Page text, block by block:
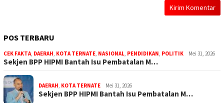
POS TERBARU
CEK FAKTA, DAERAH, KOTA TERNATE, NASIONAL, PENDIDIKAN, POLITIK Mei 31, 2026
Sekjen BPP HIPMI Bantah Isu Pembatalan M…
DAERAH, KOTA TERNATE Mei 31, 2026
Sekjen BPP HIPMI Bantah Isu Pembatalan M…